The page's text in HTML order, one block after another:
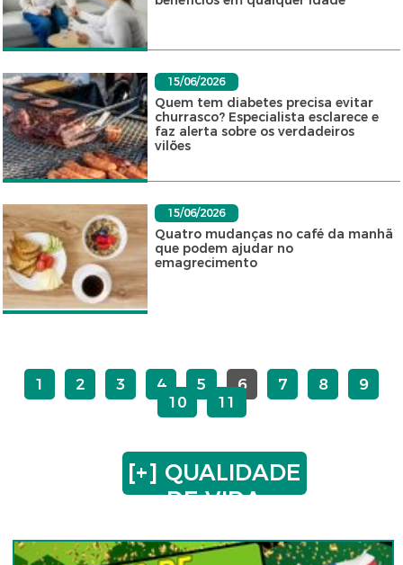
15/06/2026
Quem tem diabetes precisa evitar
churrasco? Especialista esclarece e
faz alerta sobre os verdadeiros
vilões
15/06/2026
Quatro mudanças no café da manhã
que podem ajudar no
emagrecimento
1 2 3 4 5 6 7 8
9
10
11
[+] QUALIDADE
DE VIDA